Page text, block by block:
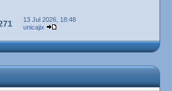
13 Jul 2026, 18:48
unicajix